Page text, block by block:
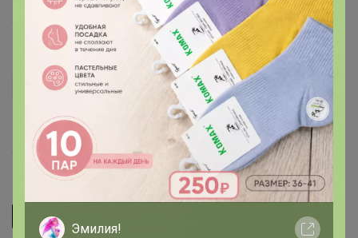
Лилия___
Классная досточка!
22 мая, 2018 07:51
Айя
Эмилия!